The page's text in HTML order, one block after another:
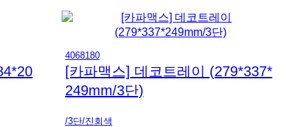
4068180
[카파맥스] 데코트레이 (279*337*
249mm/3단)
/3단/진회색